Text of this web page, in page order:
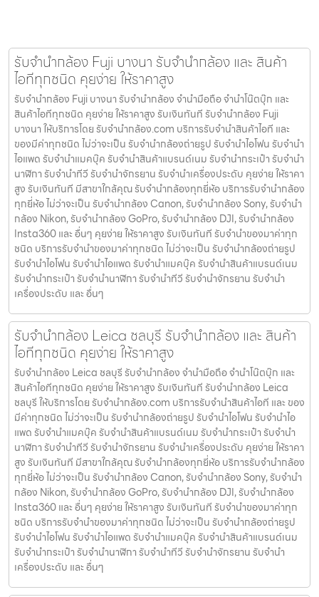
รับจำนำกล้อง Fuji บางนา รับจํานํากล้อง และ สินค้า
ไอทีทุกชนิด คุยง่าย ให้ราคาสูง
รับจำนำกล้อง Fuji บางนา รับจํานํากล้อง จำนำมือถือ จำนำโน๊ตบุ๊ก และ
สินค้าไอทีทุกชนิด คุยง่าย ให้ราคาสูง รับเงินทันที รับจำนำกล้อง Fuji
บางนา ให้บริการโดย รับจํานํากล้อง.com บริการรับจํานําสินค้าไอที และ
ของมีค่าทุกชนิด ไม่ว่าจะเป็น รับจํานํากล้องถ่ายรูป รับจํานําไอโฟน รับจํานํา
ไอแพด รับจํานําแมคบุ๊ค รับจํานําสินค้าแบรนด์เนม รับจํานํากระเป๋า รับจํานํา
นาฬิกา รับจํานําทีวี รับจํานําจักรยาน รับจํานําเครื่องประดับ คุยง่าย ให้ราคา
สูง รับเงินทันที มีสาขาใกล้คุณ รับจำนำกล้องทุกยี่ห้อ บริการรับจำนำกล้อง
ทุกยี่ห้อ ไม่ว่าจะเป็น รับจำนำกล้อง Canon, รับจำนำกล้อง Sony, รับจำนำ
กล้อง Nikon, รับจำนำกล้อง GoPro, รับจำนำกล้อง DJI, รับจำนำกล้อง
Insta360 และ อื่นๆ คุยง่าย ให้ราคาสูง รับเงินทันที รับจำนำของมาค่าทุก
ชนิด บริการรับจำนำของมาค่าทุกชนิด ไม่ว่าจะเป็น รับจํานํากล้องถ่ายรูป
รับจํานําไอโฟน รับจํานําไอแพด รับจํานําแมคบุ๊ค รับจํานําสินค้าแบรนด์เนม
รับจํานํากระเป๋า รับจํานํานาฬิกา รับจํานําทีวี รับจํานําจักรยาน รับจํานํา
เครื่องประดับ และ อื่นๆ
รับจำนำกล้อง Leica ชลบุรี รับจํานํากล้อง และ สินค้า
ไอทีทุกชนิด คุยง่าย ให้ราคาสูง
รับจำนำกล้อง Leica ชลบุรี รับจํานํากล้อง จำนำมือถือ จำนำโน๊ตบุ๊ก และ
สินค้าไอทีทุกชนิด คุยง่าย ให้ราคาสูง รับเงินทันที รับจำนำกล้อง Leica
ชลบุรี ให้บริการโดย รับจํานํากล้อง.com บริการรับจํานําสินค้าไอที และ ของ
มีค่าทุกชนิด ไม่ว่าจะเป็น รับจํานํากล้องถ่ายรูป รับจํานําไอโฟน รับจํานําไอ
แพด รับจํานําแมคบุ๊ค รับจํานําสินค้าแบรนด์เนม รับจํานํากระเป๋า รับจํานํา
นาฬิกา รับจํานําทีวี รับจํานําจักรยาน รับจํานําเครื่องประดับ คุยง่าย ให้ราคา
สูง รับเงินทันที มีสาขาใกล้คุณ รับจำนำกล้องทุกยี่ห้อ บริการรับจำนำกล้อง
ทุกยี่ห้อ ไม่ว่าจะเป็น รับจำนำกล้อง Canon, รับจำนำกล้อง Sony, รับจำนำ
กล้อง Nikon, รับจำนำกล้อง GoPro, รับจำนำกล้อง DJI, รับจำนำกล้อง
Insta360 และ อื่นๆ คุยง่าย ให้ราคาสูง รับเงินทันที รับจำนำของมาค่าทุก
ชนิด บริการรับจำนำของมาค่าทุกชนิด ไม่ว่าจะเป็น รับจํานํากล้องถ่ายรูป
รับจํานําไอโฟน รับจํานําไอแพด รับจํานําแมคบุ๊ค รับจํานําสินค้าแบรนด์เนม
รับจํานํากระเป๋า รับจํานํานาฬิกา รับจํานําทีวี รับจํานําจักรยาน รับจํานํา
เครื่องประดับ และ อื่นๆ